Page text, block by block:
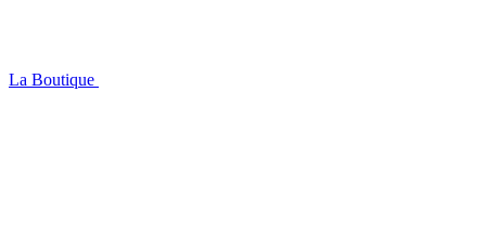
La Boutique